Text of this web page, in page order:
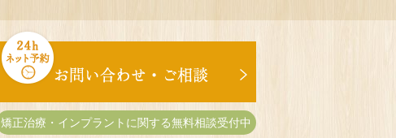
矯正治療・インプラントに関する無料相談受付中